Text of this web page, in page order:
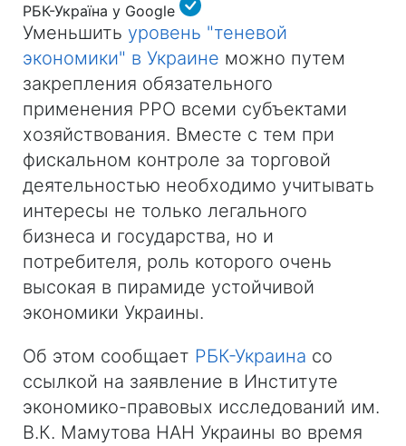
РБК-Україна у Google
Уменьшить уровень "теневой
экономики" в Украине можно путем
закрепления обязательного
применения РРО всеми субъектами
хозяйствования. Вместе с тем при
фискальном контроле за торговой
деятельностью необходимо учитывать
интересы не только легального
бизнеса и государства, но и
потребителя, роль которого очень
высокая в пирамиде устойчивой
экономики Украины.
Об этом сообщает РБК-Украина со
ссылкой на заявление в Институте
экономико-правовых исследований им.
В.К. Мамутова НАН Украины во время